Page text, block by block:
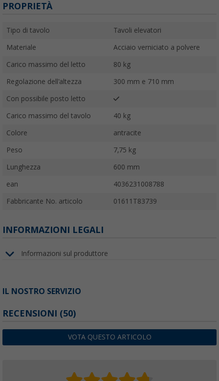
PROPRIETÀ
Tipo di tavolo Tavoli elevatori
Materiale Acciaio verniciato a polvere
Carico massimo del letto 80 kg
Regolazione dell'altezza 300 mm e 710 mm
Con possibile posto letto
Carico massimo del tavolo 40 kg
Colore antracite
Peso 7,75 kg
Lunghezza 600 mm
ean 4036231008788
Fabbricante No. articolo 01611T83739
INFORMAZIONI LEGALI
Informazioni sul produttore
IL NOSTRO SERVIZIO
RECENSIONI (50)
VOTA QUESTO ARTICOLO